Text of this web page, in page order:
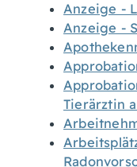
Anzeige -
Anzeige -
Tierärztin